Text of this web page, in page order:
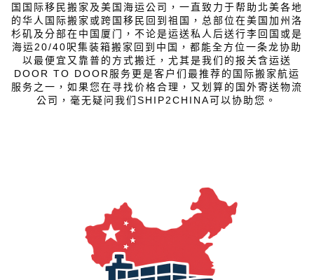
国国际移民搬家及美国海运公司，一直致力于帮助北美各地
的华人国际搬家或跨国移民回到祖国，总部位在美国加州洛
杉矶及分部在中国厦门，不论是运送私人后送行李回国或是
海运20/40呎集装箱搬家回到中国，都能全方位一条龙协助
以最便宜又靠普的方式搬迁，尤其是我们的报关含运送
DOOR TO DOOR服务更是客户们最推荐的国际搬家航运
服务之一，如果您在寻找价格合理，又划算的国外寄送物流
公司，毫无疑问我们SHIP2CHINA可以协助您。